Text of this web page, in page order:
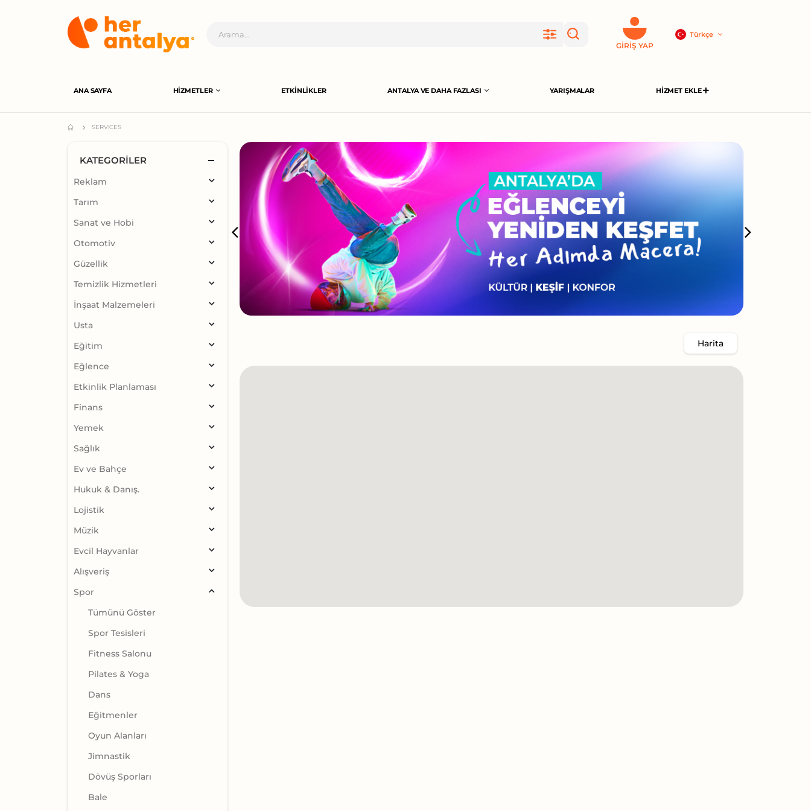
GIRIŞ YAP
Türkçe
ANA SAYFA HIZMETLER ETKINLIKLER ANTALYA VE DAHA FAZLASI YARIŞMALAR HIZMET EKLE
SERVICES
Harita
KATEGORILER
Reklam
Tarım
Sanat ve Hobi
Otomotiv
Güzellik
Temizlik Hizmetleri
İnşaat Malzemeleri
Usta
Eğitim
Eğlence
Etkinlik Planlaması
Finans
Yemek
Sağlık
Ev ve Bahçe
Hukuk & Danış.
Lojistik
Müzik
Evcil Hayvanlar
Alışveriş
Spor
Tümünü Göster
Spor Tesisleri
Fitness Salonu
Pilates & Yoga
Dans
Eğitmenler
Oyun Alanları
Jimnastik
Dövüş Sporları
Bale